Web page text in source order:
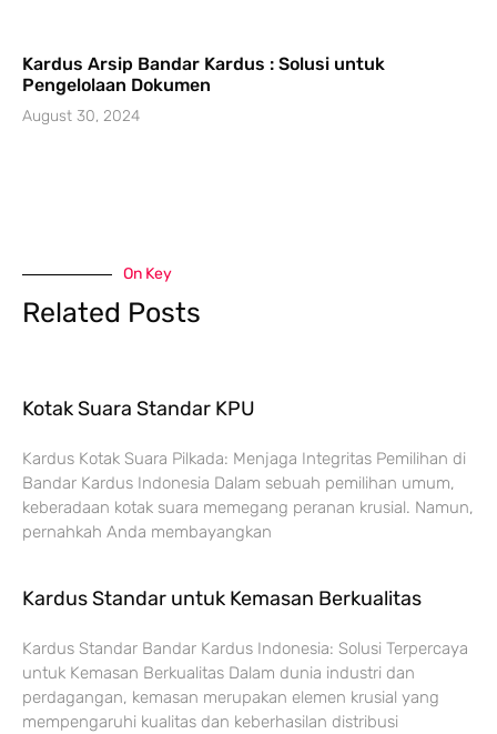
Kardus Arsip Bandar Kardus : Solusi untuk
Pengelolaan Dokumen
August 30, 2024
On Key
Related Posts
Kotak Suara Standar KPU
Kardus Kotak Suara Pilkada: Menjaga Integritas Pemilihan di
Bandar Kardus Indonesia Dalam sebuah pemilihan umum,
keberadaan kotak suara memegang peranan krusial. Namun,
pernahkah Anda membayangkan
Kardus Standar untuk Kemasan Berkualitas
Kardus Standar Bandar Kardus Indonesia: Solusi Terpercaya
untuk Kemasan Berkualitas Dalam dunia industri dan
perdagangan, kemasan merupakan elemen krusial yang
mempengaruhi kualitas dan keberhasilan distribusi